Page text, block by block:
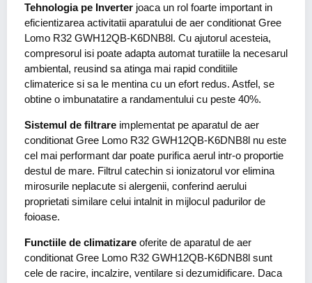
Tehnologia pe Inverter joaca un rol foarte important in
eficientizarea activitatii aparatului de aer conditionat Gree
Lomo R32 GWH12QB-K6DNB8l. Cu ajutorul acesteia,
compresorul isi poate adapta automat turatiile la necesarul
ambiental, reusind sa atinga mai rapid conditiile
climaterice si sa le mentina cu un efort redus. Astfel, se
obtine o imbunatatire a randamentului cu peste 40%.
Sistemul de filtrare implementat pe aparatul de aer
conditionat Gree Lomo R32 GWH12QB-K6DNB8l nu este
cel mai performant dar poate purifica aerul intr-o proportie
destul de mare. Filtrul catechin si ionizatorul vor elimina
mirosurile neplacute si alergenii, conferind aerului
proprietati similare celui intalnit in mijlocul padurilor de
foioase.
Functiile de climatizare oferite de aparatul de aer
conditionat Gree Lomo R32 GWH12QB-K6DNB8l sunt
cele de racire, incalzire, ventilare si dezumidificare. Daca